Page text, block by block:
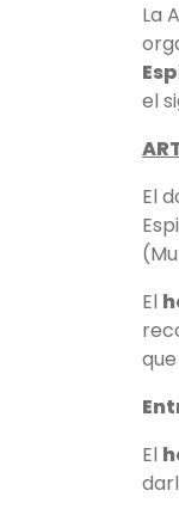
La
el
El
El
El